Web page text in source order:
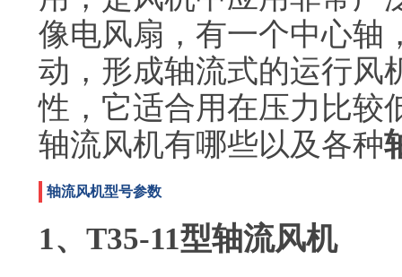
像电风扇，有一个中心轴
动，形成轴流式的运行风
性，它适合用在压力比较
轴流风机有哪些以及各种
轴流风机型号参数
1、T35-11型轴流风机